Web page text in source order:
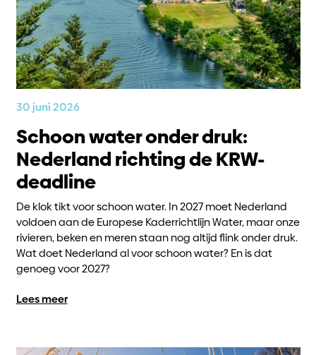
30 juni 2026
Schoon water onder druk:
Nederland richting de KRW-
deadline
De klok tikt voor schoon water. In 2027 moet Nederland
voldoen aan de Europese Kaderrichtlijn Water, maar onze
rivieren, beken en meren staan nog altijd flink onder druk.
Wat doet Nederland al voor schoon water? En is dat
genoeg voor 2027?
Lees meer